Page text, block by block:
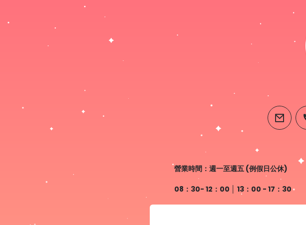
email
營業時間：週一至週五 (例假日公休)
08：30- 12：00 │ 13：00 - 17：30